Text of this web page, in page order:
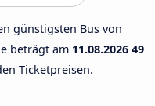
günstigsten Bus von
beträgt am 11.08.2026 49
Ticketpreisen.